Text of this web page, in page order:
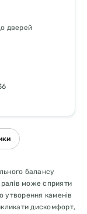
дверей
балансу
може сприяти
утворення каменів
дискомфорт,